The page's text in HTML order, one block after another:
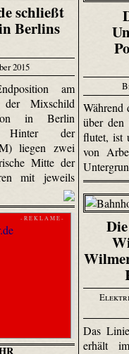
Während
über den
flutet, ist
von
schließt
Berlins
2015
am
der Mixschild
in Berlin
Hinter der
liegen zwei
Mitte der
mit jeweils
Das
erhält
- R E K L A M E -